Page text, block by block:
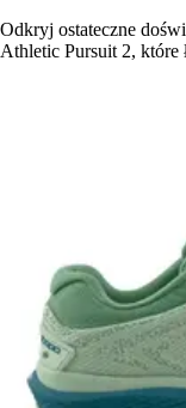
Odkryj ostateczne
Athletic Pursuit 2, które